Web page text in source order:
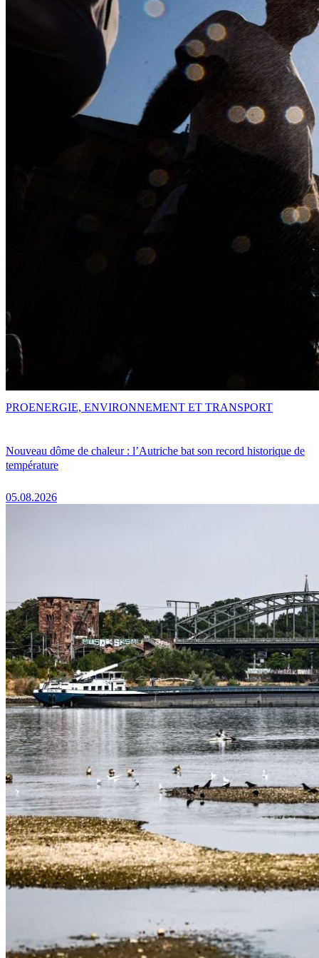
Nouveau dôme de chaleur : l’Autriche bat son record historique de
température
05.08.2026
PROENERGIE, ENVIRONNEMENT ET TRANSPORT